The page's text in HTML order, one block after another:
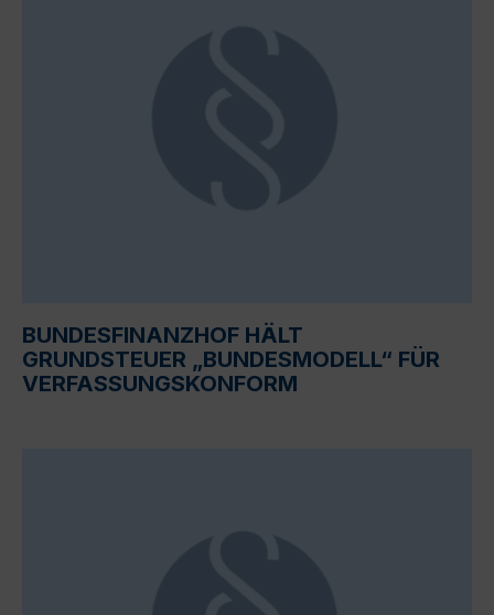
BUNDESFINANZHOF HÄLT
GRUNDSTEUER „BUNDESMODELL“ FÜR
VERFASSUNGSKONFORM